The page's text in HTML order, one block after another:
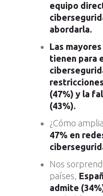
equipo
abordarla.
Las
tienen para
(47%) y la
(43%).
¿Cómo
47% en
Nos
países,
admite